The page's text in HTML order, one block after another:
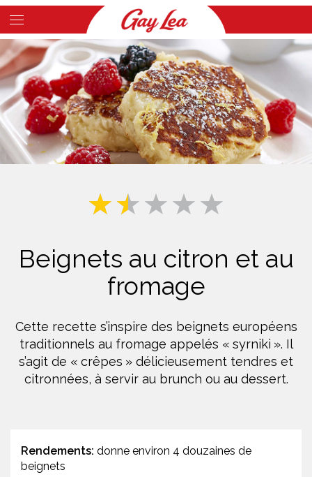
Skip
to
main
content
Main
Content
Beignets au citron et au
fromage
Cette recette s’inspire des beignets européens
traditionnels au fromage appelés « syrniki ». Il
s’agit de « crêpes » délicieusement tendres et
citronnées, à servir au brunch ou au dessert.
Rendements: donne environ 4 douzaines de
beignets